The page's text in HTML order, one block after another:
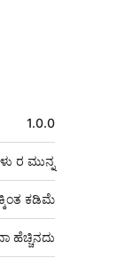
1.0.0
ರ ಮುನ್ನ
ಕಡಿಮೆ
ಹೆಚ್ಚಿನದು